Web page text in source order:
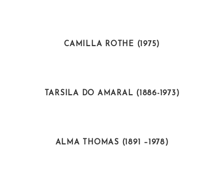
CAMILLA ROTHE (1975)
TARSILA DO AMARAL (1886-1973)
ALMA THOMAS (1891 –1978)